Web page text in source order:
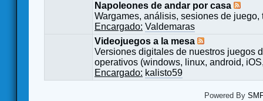
Napoleones de andar por casa
Wargames, análisis, sesiones de
Encargado: Valdemaras
Videojuegos a la mesa
Versiones digitales de nuestros juegos
operativos (windows, linux, android,
Encargado: kalisto59
Powered By